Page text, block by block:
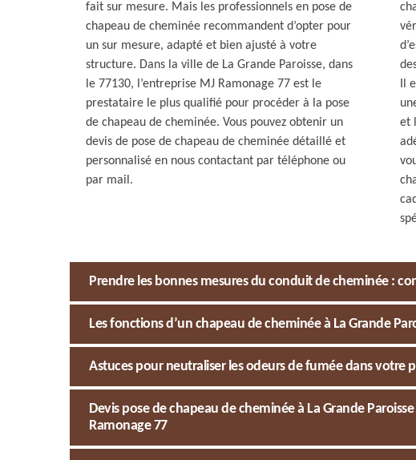
fait sur mesure. Mais les professionnels en pose de
chapeau de cheminée recommandent d’opter pour
un sur mesure, adapté et bien ajusté à votre
structure. Dans la ville de La Grande Paroisse, dans
le 77130, l’entreprise MJ Ramonage 77 est le
prestataire le plus qualifié pour procéder à la pose
de chapeau de cheminée. Vous pouvez obtenir un
devis de pose de chapeau de cheminée détaillé et
personnalisé en nous contactant par téléphone ou
par mail.
Il
et
Prendre les bonnes mesures du conduit de cheminée :
Les fonctions d’un chapeau de cheminée à La Grande
Astuces pour neutraliser les odeurs de fumée dans votre
Devis pose de chapeau de cheminée à La Grande
Ramonage 77